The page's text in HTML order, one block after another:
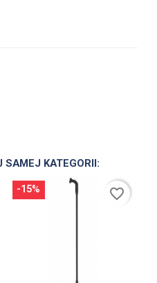
SAMEJ KATEGORII:
-15% favorite_border